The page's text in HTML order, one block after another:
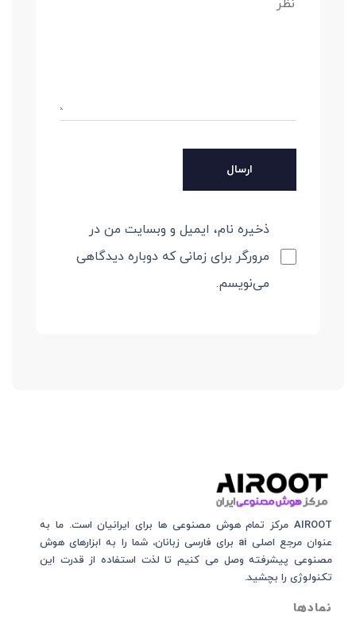
ذخیره نام، ایمیل و وبسایت من در
مرورگر برای زمانی که دوباره دیدگاهی
می‌نویسم.
AIROOT مرکز تمام هوش مصنوعی‌‌‌ ها برای ایرانیان است. ما به
عنوان مرجع اصلی ai برای فارسی زبانان، شما را به ابزارهای هوش
مصنوعی پیشرفته وصل می کنیم تا لذت استفاده از قدرت این
تکنولوژی را بچشید.
نمادها